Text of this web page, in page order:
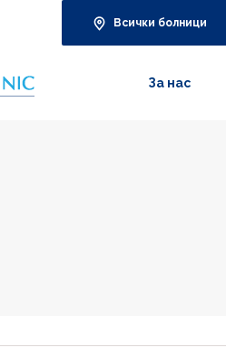
Всички болници
За нас